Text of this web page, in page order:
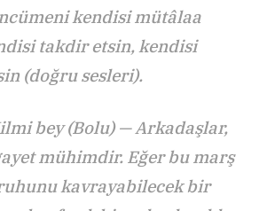
kendisi mütâlaa
takdir etsin, kendisi
(doğru sesleri).
bey (Bolu) — Arkadaşlar,
mühimdir. Eğer bu marş
kavrayabilecek bir